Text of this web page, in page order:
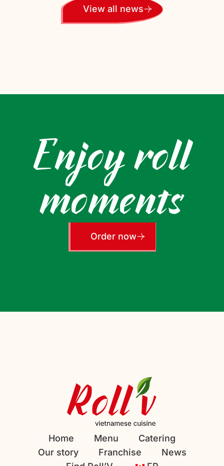
View all news
Enjoy roll
moments
Order now
Home Menu
Catering
Our story
Franchise
News